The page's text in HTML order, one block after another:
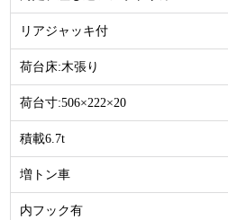
リアジャッキ付
荷台床:木張り
荷台寸:506×222×20
積載6.7t
増トン車
内フック有